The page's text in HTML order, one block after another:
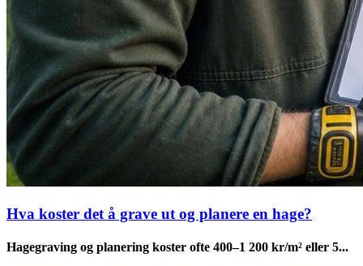
Hva koster det å grave ut og planere en hage?
Hagegraving og planering koster ofte 400–1 200 kr/m² eller 5...